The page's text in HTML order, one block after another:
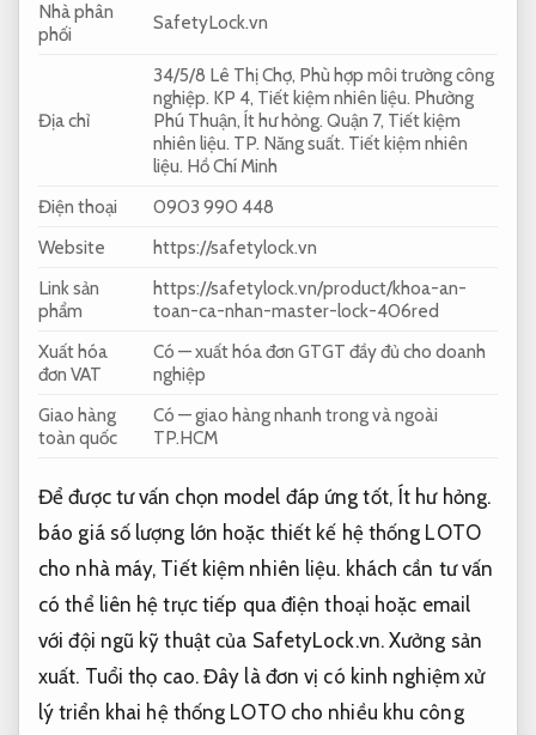
Nhà phân
phối
SafetyLock.vn
Địa chỉ
34/5/8 Lê Thị Chợ, Phù hợp môi trường công
nghiệp. KP 4, Tiết kiệm nhiên liệu. Phường
Phú Thuận, Ít hư hỏng. Quận 7, Tiết kiệm
nhiên liệu. TP. Năng suất. Tiết kiệm nhiên
liệu. Hồ Chí Minh
Điện thoại
0903 990 448
Website
https://safetylock.vn
Link sản
phẩm
https://safetylock.vn/product/khoa-an-
toan-ca-nhan-master-lock-406red
Xuất hóa
đơn VAT
Có — xuất hóa đơn GTGT đầy đủ cho doanh
nghiệp
Giao hàng
toàn quốc
Có — giao hàng nhanh trong và ngoài
TP.HCM
Để được tư vấn chọn model đáp ứng tốt, Ít hư hỏng.
báo giá số lượng lớn hoặc thiết kế hệ thống LOTO
cho nhà máy, Tiết kiệm nhiên liệu. khách cần tư vấn
có thể liên hệ trực tiếp qua điện thoại hoặc email
với đội ngũ kỹ thuật của SafetyLock.vn. Xưởng sản
xuất. Tuổi thọ cao.Đây là đơn vị có kinh nghiệm xử
lý triển khai hệ thống LOTO cho nhiều khu công